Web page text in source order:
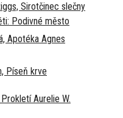
Sirotčinec slečny
Podivné město
Apotéka Agnes
Píseň krve
Prokletí Aurelie W.